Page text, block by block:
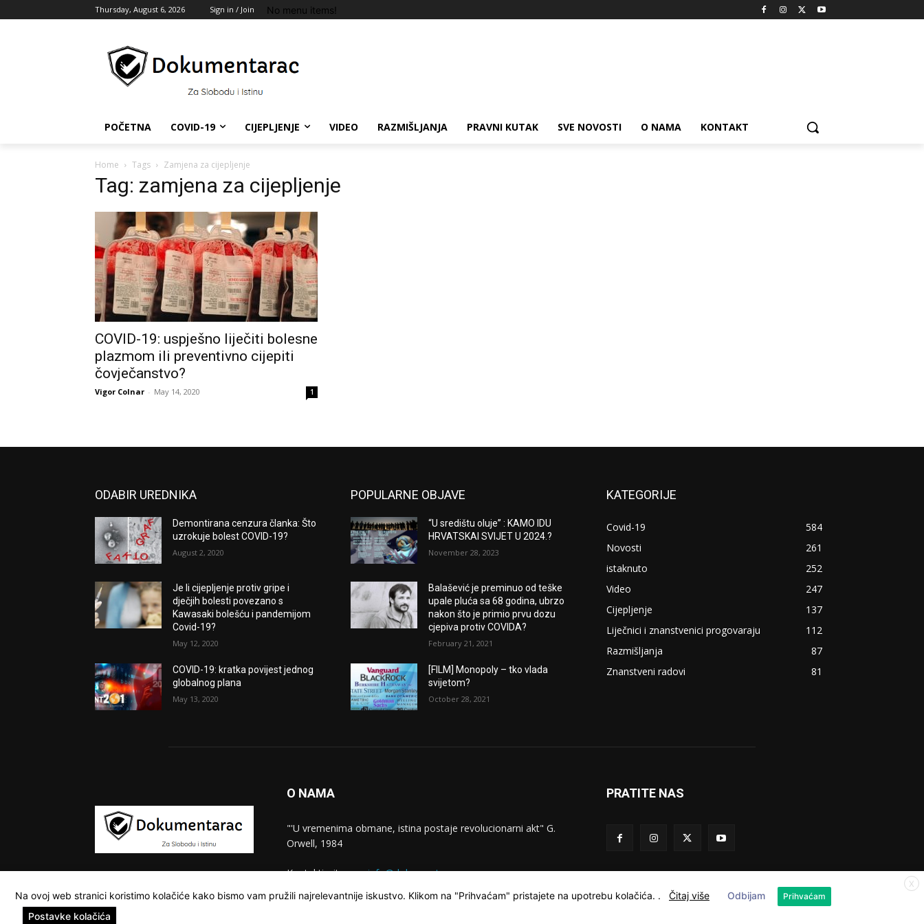
Thursday, August 6, 2026 Sign in / Join No menu items!
POČETNA COVID-19 CIJEPLJENJE VIDEO RAZMIŠLJANJA PRAVNI KUTAK SVE NOVOSTI O NAMA KONTAKT
Home Tags Zamjena za cijepljenje
Tag: zamjena za cijepljenje
COVID-19: uspješno liječiti bolesne
plazmom ili preventivno cijepiti
čovječanstvo?
Vigor Colnar - May 14, 2020 1
ODABIR UREDNIKA
Demontirana cenzura članka: Što
uzrokuje bolest COVID-19?
August 2, 2020
Je li cijepljenje protiv gripe i
dječjih bolesti povezano s
Kawasaki bolešću i pandemijom
Covid-19?
May 12, 2020
COVID-19: kratka povijest jednog
globalnog plana
May 13, 2020
POPULARNE OBJAVE
“U središtu oluje” : KAMO IDU
HRVATSKAI SVIJET U 2024.?
November 28, 2023
Balašević je preminuo od teške
upale pluća sa 68 godina, ubrzo
nakon što je primio prvu dozu
cjepiva protiv COVIDA?
February 21, 2021
[FILM] Monopoly – tko vlada
svijetom?
October 28, 2021
KATEGORIJE
Covid-19
584
Novosti
261
istaknuto
252
Video
247
Cijepljenje
137
Liječnici i znanstvenici progovaraju
112
Razmišljanja
87
Znanstveni radovi
81
O NAMA
"'U vremenima obmane, istina postaje revolucionarni akt" G.
Orwell, 1984
Kontaktirajte nas:info@dokumentarac.com
PRATITE NAS
X
Na ovoj web stranici koristimo kolačiće kako bismo vam pružili najrelevantnije iskustvo. Klikom na "Prihvaćam" pristajete na upotrebu kolačića. . Čitaj više Odbijam Prihvaćam
Postavke kolačića